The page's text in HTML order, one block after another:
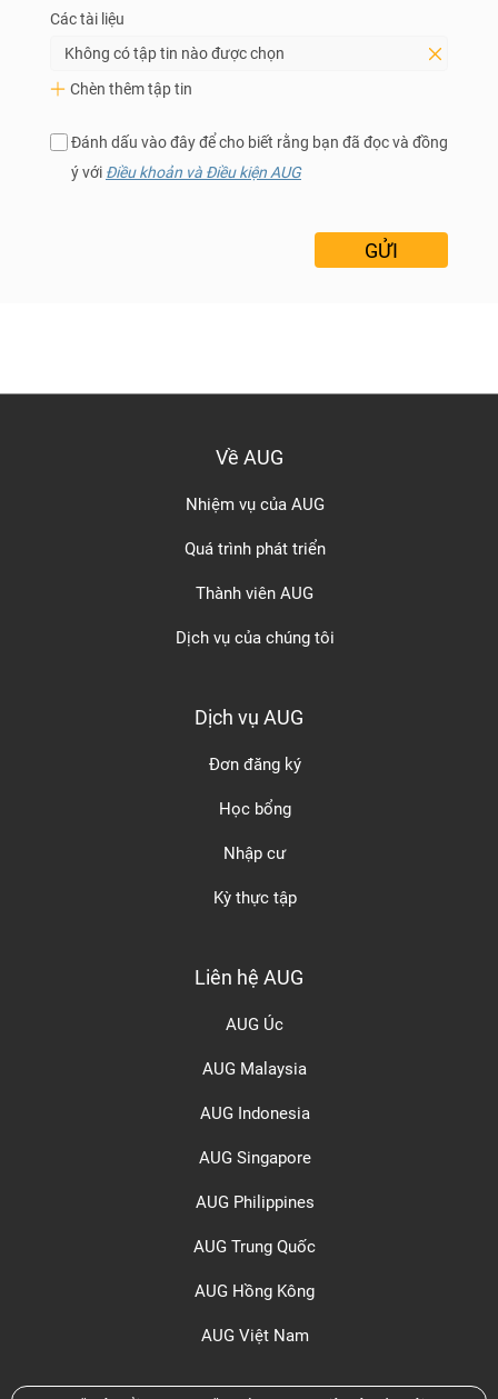
Các tài liệu
Không có tập tin nào được chọn
Chèn thêm tập tin
Đánh dấu vào đây để cho biết rằng bạn đã đọc và đồng
ý với Điều khoản và Điều kiện AUG
Về AUG
Nhiệm vụ của AUG
Quá trình phát triển
Thành viên AUG
Dịch vụ của chúng tôi
Dịch vụ AUG
Đơn đăng ký
Học bổng
Nhập cư
Kỳ thực tập
Liên hệ AUG
AUG Úc
AUG Malaysia
AUG Indonesia
AUG Singapore
AUG Philippines
AUG Trung Quốc
AUG Hồng Kông
AUG Việt Nam